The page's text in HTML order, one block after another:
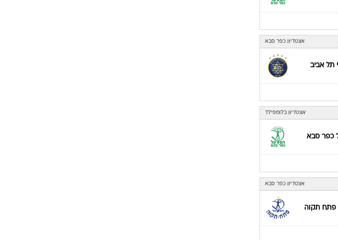
אצטדיון כפר סבא
תל אביב
אצטדיון בלומפילד
כפר סבא
אצטדיון כפר סבא
פתח תקוה